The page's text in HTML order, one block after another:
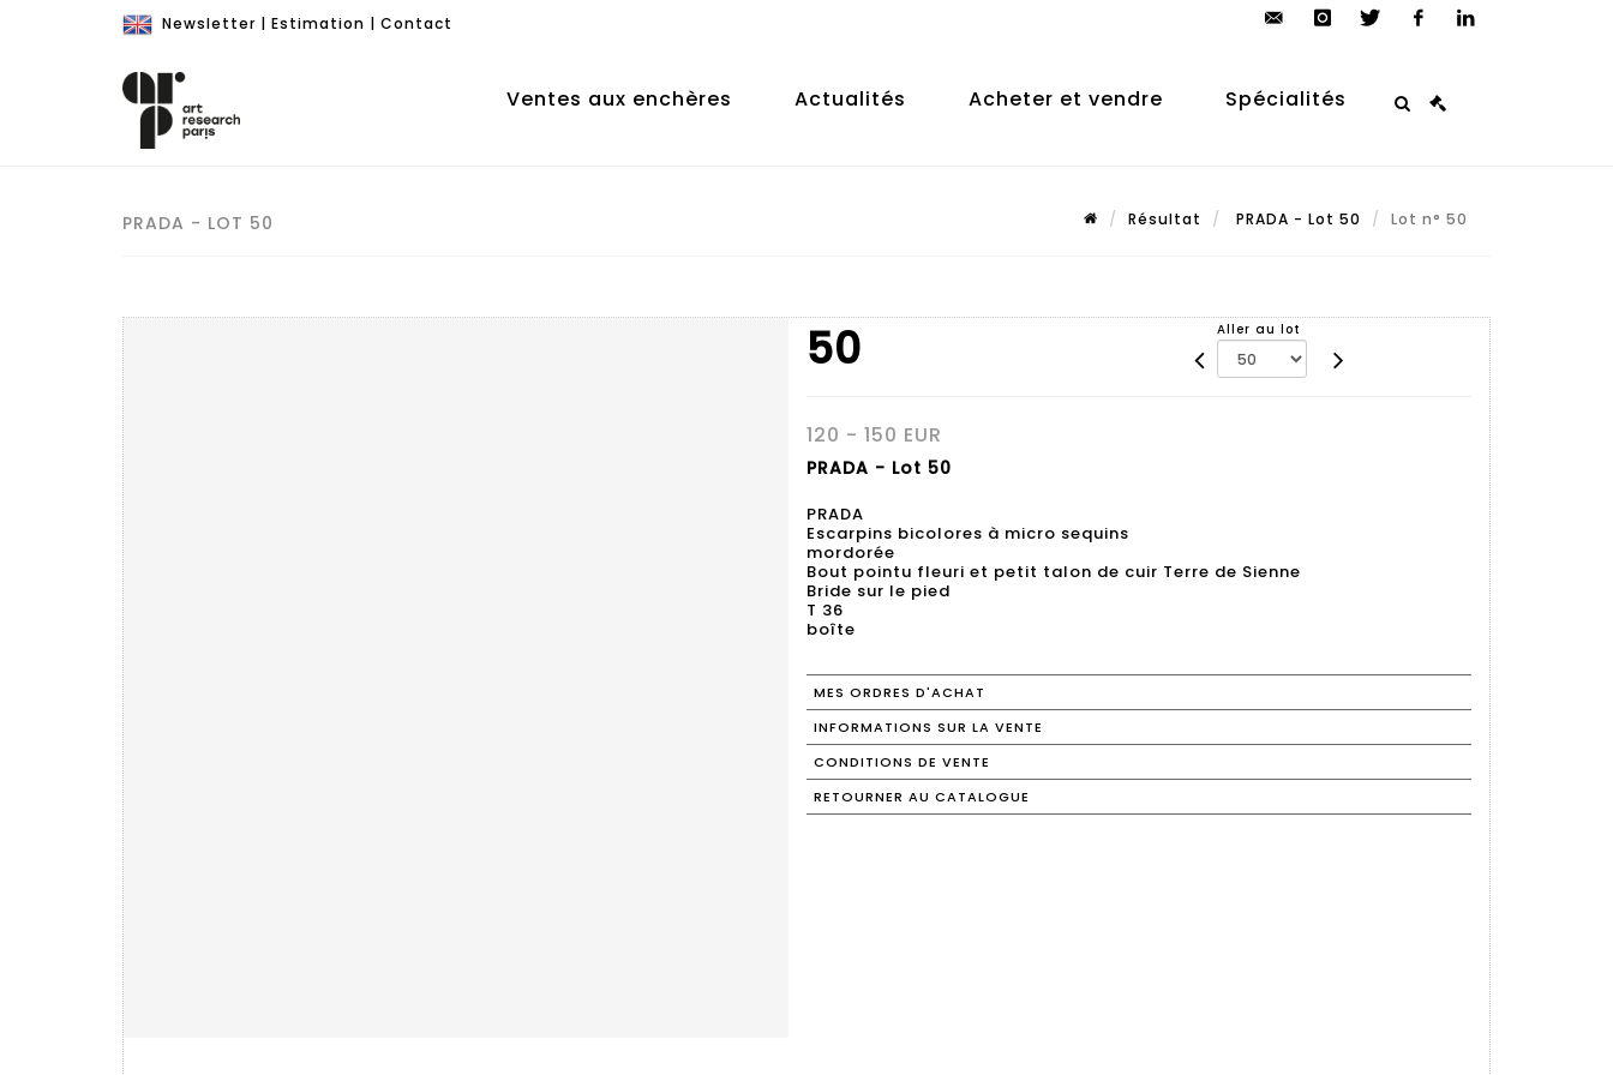
Newsletter | Estimation | Contact
auction.com
Ventes aux enchères Actualités Acheter et vendre Spécialités
PRADA - LOT 50 Résultat PRADA - Lot 50 Lot n° 50
50 Aller au lot
120 - 150 EUR
PRADA - Lot 50
PRADA
Escarpins bicolores à micro sequins
mordorée
Bout pointu fleuri et petit talon de cuir Terre de Sienne
Bride sur le pied
T 36
boîte
MES ORDRES D'ACHAT
INFORMATIONS SUR LA VENTE
CONDITIONS DE VENTE
RETOURNER AU CATALOGUE